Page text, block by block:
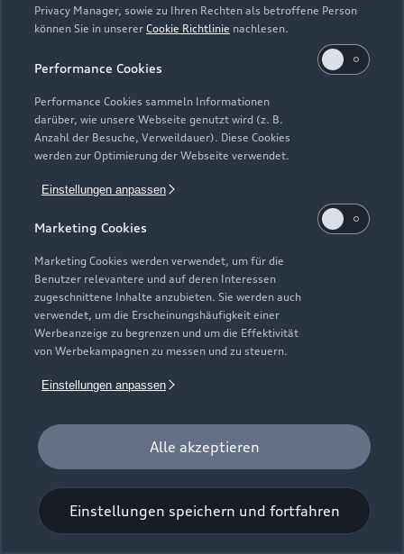
Privacy Manager, sowie zu Ihren Rechten als betroffene Person
können Sie in unserer Cookie Richtlinie nachlesen.
Performance Cookies
Performance Cookies sammeln Informationen
darüber, wie unsere Webseite genutzt wird (z. B.
Anzahl der Besuche, Verweildauer). Diese Cookies
werden zur Optimierung der Webseite verwendet.
Einstellungen anpassen
Marketing Cookies
Marketing Cookies werden verwendet, um für die
Benutzer relevantere und auf deren Interessen
zugeschnittene Inhalte anzubieten. Sie werden auch
verwendet, um die Erscheinungshäufigkeit einer
Werbeanzeige zu begrenzen und um die Effektivität
von Werbekampagnen zu messen und zu steuern.
Einstellungen anpassen
Alle akzeptieren
Einstellungen speichern und fortfahren
Zur Audi Shopping World
Universal-Reinigungstuch
Für einen glänzenden Eindruck.
Zur Audi Shopping World